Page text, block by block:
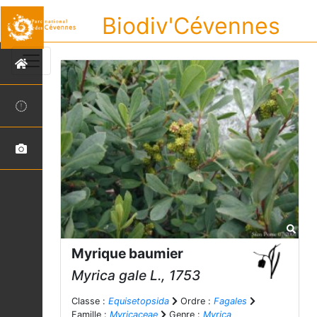
Biodiv'Cévennes
Myrique baumier
Myrica gale L., 1753
Classe : Equisetopsida Ordre : Fagales
Famille : Myricaceae Genre : Myrica